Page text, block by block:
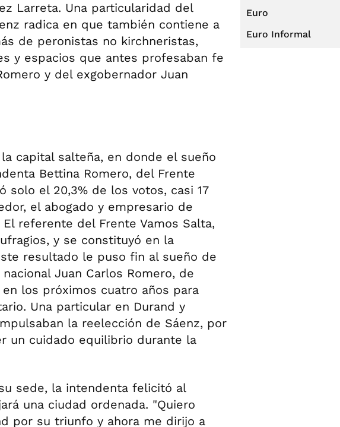
Larreta. Una particularidad del
radica en que también contiene a
de peronistas no kirchneristas,
y espacios que antes profesaban fe
y del exgobernador Juan
capital salteña, en donde el sueño
Bettina Romero, del Frente
solo el 20,3% de los votos, casi 17
el abogado y empresario de
referente del Frente Vamos Salta,
y se constituyó en la
resultado le puso fin al sueño de
Juan Carlos Romero, de
los próximos cuatro años para
Una particular en Durand y
la reelección de Sáenz, por
un cuidado equilibrio durante la
sede, la intendenta felicitó al
una ciudad ordenada. "Quiero
por su triunfo y ahora me dirijo a
Euro
Euro Informal